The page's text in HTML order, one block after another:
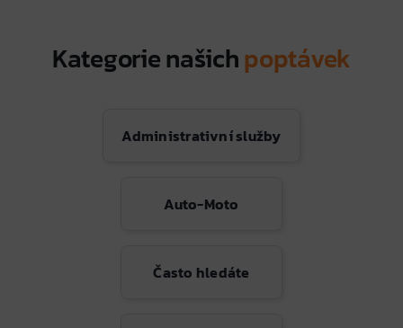
Kategorie našichpoptávek
Administrativní služby
Auto-Moto
Často hledáte